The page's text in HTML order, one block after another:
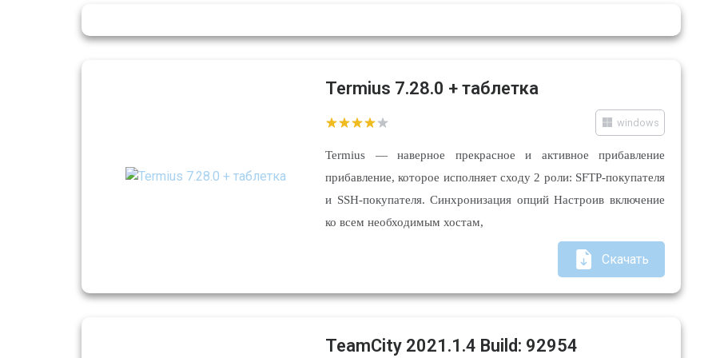
Termius 7.28.0 + таблетка
windows
Termius — наверное прекрасное и активное прибавление
прибавление, которое исполняет сходу 2 роли: SFTP-покупателя
и SSH-покупателя. Синхронизация опций Настроив включение
ко всем необходимым хостам,
Скачать
TeamCity 2021.1.4 Build: 92954